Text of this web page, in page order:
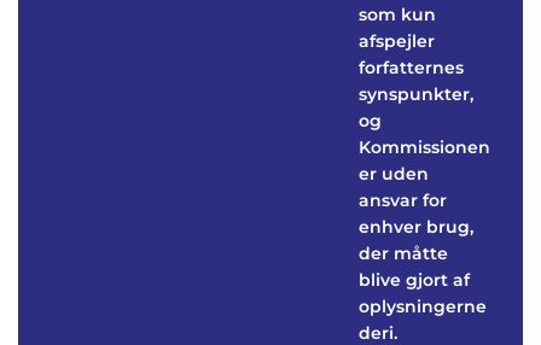
som kun
afspejler
forfatternes
synspunkter,
og
Kommissionen
er uden
ansvar for
enhver brug,
der måtte
blive gjort af
oplysningerne
deri.